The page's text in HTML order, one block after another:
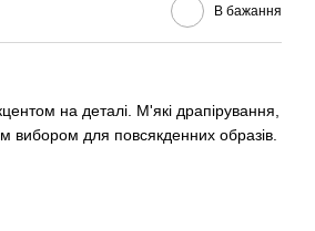
В бажання
на деталі. М'які драпірування,
вибором для повсякденних образів.